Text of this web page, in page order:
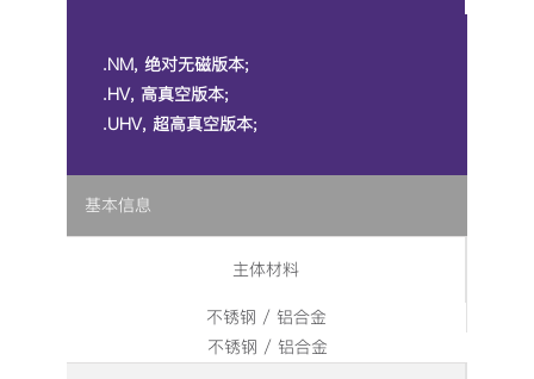
.NM, 绝对无磁版本;
.HV, 高真空版本;
.UHV, 超高真空版本;
基本信息
主体材料
不锈钢 / 铝合金
不锈钢 / 铝合金